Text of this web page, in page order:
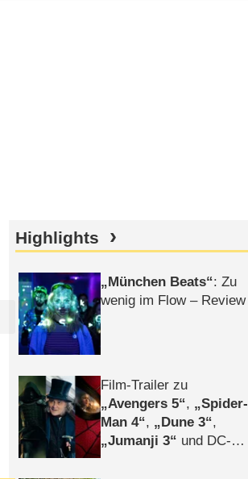
Highlights
München Beats : Zu
wenig im Flow – Review
Film-Trailer zu
Avengers 5 ,
Spider-
Man 4 , Dune 3 ,
Jumanji 3
und DC-